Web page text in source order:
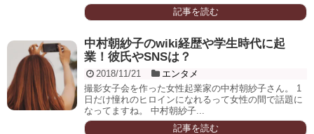
記事を読む
中村朝紗子のwiki経歴や学生時代に起
業！彼氏やSNSは？
2018/11/21
エンタメ
撮影女子会を作った女性起業家の中村朝紗子さん。 1
日だけ憧れのヒロインになれるって女性の間で話題に
なってますね。 中村朝紗子...
記事を読む